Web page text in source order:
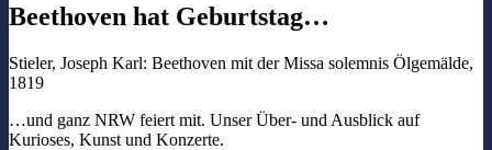
Beethoven hat Geburtstag…
Stieler, Joseph Karl: Beethoven mit der Missa solemnis Ölgemälde,
1819
…und ganz NRW feiert mit. Unser Über- und Ausblick auf
Kurioses, Kunst und Konzerte.